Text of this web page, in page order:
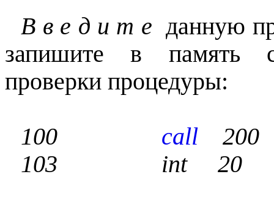
В в е д и т е данную
запишите в память
проверки процедуры:
100 call 200
103 int 20